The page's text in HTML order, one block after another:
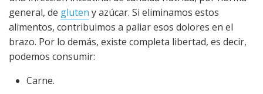
general, de gluten y azúcar. Si eliminamos estos
alimentos, contribuimos a paliar esos dolores en el
brazo. Por lo demás, existe completa libertad, es decir,
podemos consumir:
Carne.